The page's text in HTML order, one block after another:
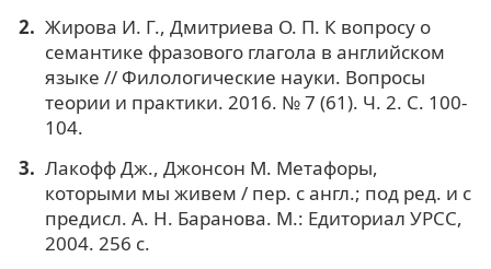
Жирова И. Г., Дмитриева О. П. К вопросу о
семантике фразового глагола в английском
языке // Филологические науки. Вопросы
теории и практики. 2016. № 7 (61). Ч. 2. С. 100-
104.
Лакофф Дж., Джонсон М. Метафоры,
которыми мы живем / пер. с англ.; под ред. и с
предисл. А. Н. Баранова. М.: Едиториал УРСС,
2004. 256 с.